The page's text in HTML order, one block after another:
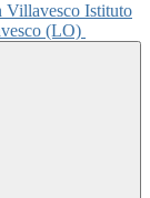
Istituto
(LO)